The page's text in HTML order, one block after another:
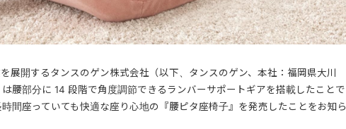
展開するタンスのゲン株式会社（以下、タンスのゲン、本社：福岡県大川
腰部分に 14 段階で角度調節できるランバーサポートギアを搭載したことで
間座っていても快適な座り心地の『腰ピタ座椅子』を発売したことをお知ら